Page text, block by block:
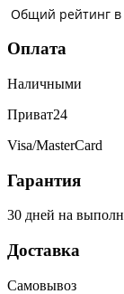
Общий рейтинг в
Оплата
Наличными
Приват24
Visa/MasterCard
Гарантия
30 дней на
Доставка
Самовывоз